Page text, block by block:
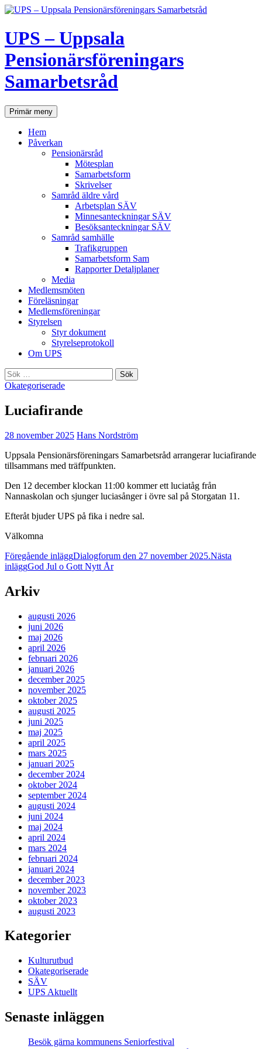
UPS – Uppsala
Pensionärsföreningars
Samarbetsråd
SökPrimär meny Hoppa
till
Hem
Påverkan
Pensionärsråd
Mötesplan
Samarbetsform
Skrivelser
Samråd äldre vård
Arbetsplan SÄV
Minnesanteckningar SÄV
Besöksanteckningar SÄV
Samråd samhälle
Trafikgruppen
Samarbetsform Sam
Rapporter Detaljplaner
Media
Medlemsmöten
Föreläsningar
Medlemsföreningar
Styrelsen
Styr dokument
Styrelseprotokoll
Om UPS
Sök
efter:
Okategoriserade
Luciafirande
28 november 2025 Hans Nordström
Uppsala Pensionärsföreningars Samarbetsråd arrangerar luciafirande
tillsammans med träffpunkten.
Den 12 december klockan 11:00 kommer ett luciatåg från
Nannaskolan och sjunger luciasånger i övre sal på Storgatan 11.
Efteråt bjuder UPS på fika i nedre sal.
Välkomna
Inläggsnavigering
Föregående inläggDialogforum den 27 november 2025.Nästa
inläggGod Jul o Gott Nytt År
Arkiv
augusti 2026
juni 2026
maj 2026
april 2026
februari 2026
januari 2026
december 2025
november 2025
oktober 2025
augusti 2025
juni 2025
maj 2025
april 2025
mars 2025
januari 2025
december 2024
oktober 2024
september 2024
augusti 2024
juni 2024
maj 2024
april 2024
mars 2024
februari 2024
januari 2024
december 2023
november 2023
oktober 2023
augusti 2023
Kategorier
Kulturutbud
Okategoriserade
SÄV
UPS Aktuellt
Senaste inläggen
Besök gärna kommunens Seniorfestival